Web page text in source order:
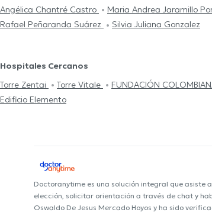
Angélica Chantré Castro
Maria Andrea Jaramillo
Rafael Peñaranda Suárez
Silvia Juliana Gonzalez
Hospitales Cercanos
Torre Zentai
Torre Vitale FUNDACIÓN
Edificio Elemento
Doctoranytime es una solución integral que asiste
elección, solicitar orientación a través de chat y
Oswaldo De Jesus Mercado Hoyos y ha sido